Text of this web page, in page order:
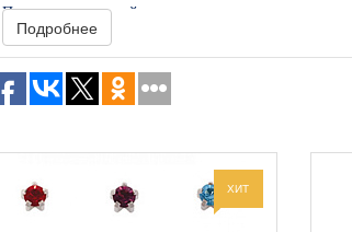
Прокалывание ушей – очень древняя традиция, но
Поэтому прокалывание ушей – это услуга, которая
услуг косметолога.
Подробнее
ХИТ